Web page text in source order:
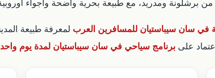
برشلونة ومدريد، مع طبيعة بحرية واضحة وأجواء
في سان سيباستيان للمسافرين العرب لمعرفة طبيعة
على برنامج سياحي في سان سيباستيان لمدة يوم واحد